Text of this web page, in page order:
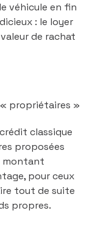
véhicule en fin
: le loyer
de rachat
propriétaires »
classique
proposées
montant
pour ceux
tout de suite
propres.